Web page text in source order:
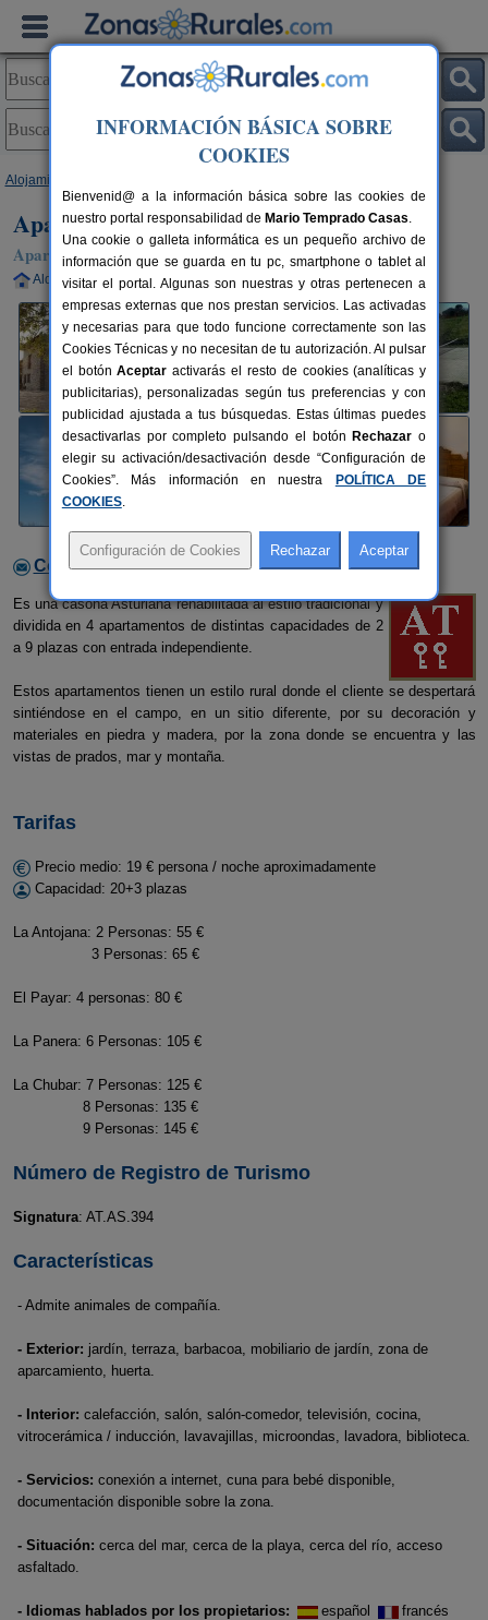
Alojamientos
Apatamentos Rurales Ca Xuacu
Apartamentos Rurales en Quintana (Asturias)
Alquiler completo 20+3 plazas 78 km de Oviedo
Contactar con el alojamiento
Es una casona Asturiana rehabilitada al estilo tradicional y
dividida en 4 apartamentos de distintas capacidades de 2
a 9 plazas con entrada independiente.
Estos apartamentos tienen un estilo rural donde el cliente se despertará
sintiéndose en el campo, en un sitio diferente, por su decoración y
materiales en piedra y madera, por la zona donde se encuentra y las
vistas de prados, mar y montaña.
Tarifas
Precio medio: 19 € persona / noche aproximadamente
Capacidad: 20+3 plazas
La Antojana: 2 Personas: 55 €
3 Personas: 65 €
El Payar: 4 personas: 80 €
La Panera: 6 Personas: 105 €
La Chubar: 7 Personas: 125 €
8 Personas: 135 €
9 Personas: 145 €
Número de Registro de Turismo
Signatura: AT.AS.394
Características
- Admite animales de compañía.
- Exterior: jardín, terraza, barbacoa, mobiliario de jardín, zona de
aparcamiento, huerta.
- Interior: calefacción, salón, salón-comedor, televisión, cocina,
vitrocerámica / inducción, lavavajillas, microondas, lavadora, biblioteca.
- Servicios: conexión a internet, cuna para bebé disponible,
documentación disponible sobre la zona.
- Situación: cerca del mar, cerca de la playa, cerca del río, acceso
asfaltado.
- Idiomas hablados por los propietarios: español francés
INFORMACIÓN BÁSICA SOBRE
COOKIES
Bienvenid@ a la información básica sobre las cookies de
nuestro portal responsabilidad de Mario Temprado Casas.
Una cookie o galleta informática es un pequeño archivo de
información que se guarda en tu pc, smartphone o tablet al
visitar el portal. Algunas son nuestras y otras pertenecen a
empresas externas que nos prestan servicios. Las activadas
y necesarias para que todo funcione correctamente son las
Cookies Técnicas y no necesitan de tu autorización. Al pulsar
el botónAceptar activarás el resto de cookies (analíticas y
publicitarias), personalizadas según tus preferencias y con
publicidad ajustada a tus búsquedas. Estas últimas puedes
desactivarlas por completo pulsando el botón Rechazar o
elegir su activación/desactivación desde “Configuración de
Cookies”. Más información en nuestra
POLÍTICA DE
COOKIES.